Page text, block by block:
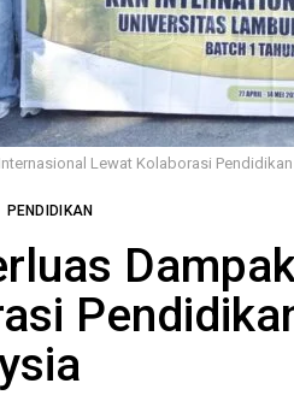
Lewat Kolaborasi
PENDIDIKAN